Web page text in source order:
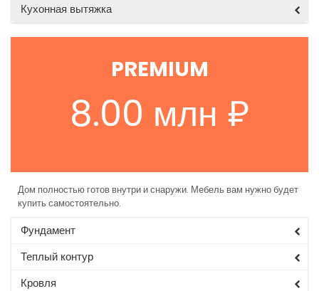
Кухонная вытяжка
PREMIUM
8.00 млн ₽
Дом полностью готов внутри и снаружи. Мебель вам нужно будет
купить самостоятельно.
Фундамент
Теплый контур
Кровля